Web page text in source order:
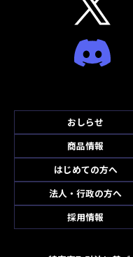
おしらせ
商品情報
はじめての方へ
法人・行政の方へ
採用情報